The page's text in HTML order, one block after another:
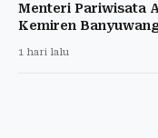
Menteri Pariwisata
Kemiren
1 hari lalu